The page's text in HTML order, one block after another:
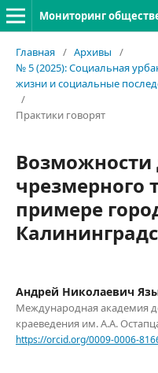
Главная / Архивы
/
№ 5 (2025): Социальная
жизни и социальные
/
Практики говорят
Возможности
чрезмерного
примере
Андрей Николаевич
Международная академия
краеведения им. А.А.
https://orcid.org/0009-0006-